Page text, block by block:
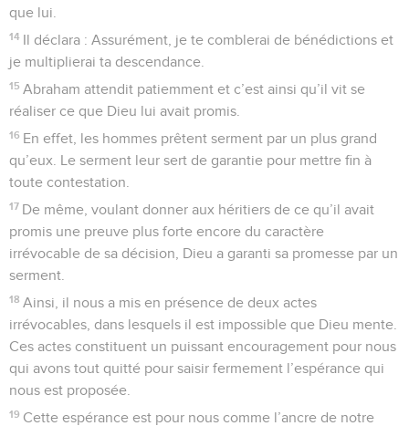
que lui.
14 Il déclara : Assurément, je te comblerai de bénédictions et
je multiplierai ta descendance.
15 Abraham attendit patiemment et c’est ainsi qu’il vit se
réaliser ce que Dieu lui avait promis.
16 En effet, les hommes prêtent serment par un plus grand
qu’eux. Le serment leur sert de garantie pour mettre fin à
toute contestation.
17 De même, voulant donner aux héritiers de ce qu’il avait
promis une preuve plus forte encore du caractère
irrévocable de sa décision, Dieu a garanti sa promesse par un
serment.
18 Ainsi, il nous a mis en présence de deux actes
irrévocables, dans lesquels il est impossible que Dieu mente.
Ces actes constituent un puissant encouragement pour nous
qui avons tout quitté pour saisir fermement l’espérance qui
nous est proposée.
19 Cette espérance est pour nous comme l’ancre de notre